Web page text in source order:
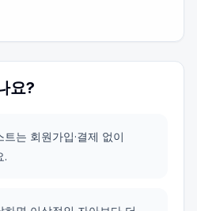
요?
는 회원가입·결제 없이
.